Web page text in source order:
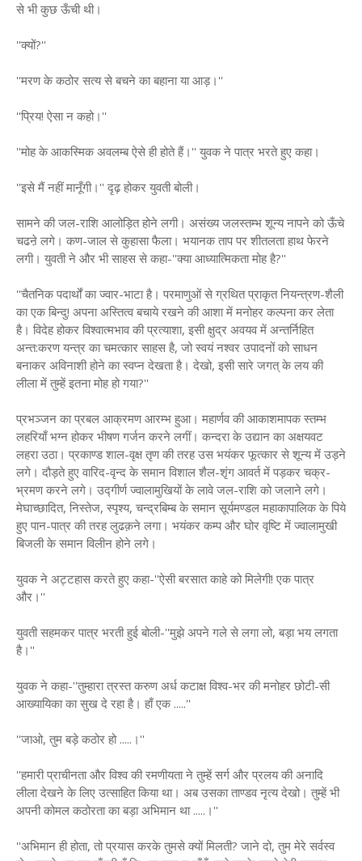
से भी कुछ ऊँची थी।
''क्यों?''
''मरण के कठोर सत्य से बचने का बहाना या आड़।''
''प्रिय! ऐसा न कहो।''
''मोह के आकस्मिक अवलम्ब ऐसे ही होते हैं।'' युवक ने पात्र भरते हुए कहा।
''इसे मैं नहीं मानूँगी।'' दृढ़ होकर युवती बोली।
सामने की जल-राशि आलोड़ित होने लगी। असंख्य जलस्तम्भ शून्य नापने को ऊँचे
चढऩे लगे। कण-जाल से कुहासा फैला। भयानक ताप पर शीतलता हाथ फेरने
लगी। युवती ने और भी साहस से कहा-''क्या आध्यात्मिकता मोह है?''
''चैतनिक पदार्थों का ज्वार-भाटा है। परमाणुओं से ग्रथित प्राकृत नियन्त्रण-शैली
का एक बिन्दु! अपना अस्तित्व बचाये रखने की आशा में मनोहर कल्पना कर लेता
है। विदेह होकर विश्वात्मभाव की प्रत्याशा, इसी क्षुद्र अवयव में अन्तर्निहित
अन्त:करण यन्त्र का चमत्कार साहस है, जो स्वयं नश्वर उपादनों को साधन
बनाकर अविनाशी होने का स्वप्न देखता है। देखो, इसी सारे जगत् के लय की
लीला में तुम्हें इतना मोह हो गया?''
प्रभञ्जन का प्रबल आक्रमण आरम्भ हुआ। महार्णव की आकाशमापक स्तम्भ
लहरियाँ भग्न होकर भीषण गर्जन करने लगीं। कन्दरा के उद्यान का अक्षयवट
लहरा उठा। प्रकाण्ड शाल-वृक्ष तृण की तरह उस भयंकर फूत्कार से शून्य में उड़ने
लगे। दौड़ते हुए वारिद-वृन्द के समान विशाल शैल-शृंग आवर्त में पड़कर चक्र-
भ्रमण करने लगे। उद्गीर्ण ज्वालामुखियों के लावे जल-राशि को जलाने लगे।
मेघाच्छादित, निस्तेज, स्पृश्य, चन्द्रबिम्ब के समान सूर्यमण्डल महाकापालिक के पिये
हुए पान-पात्र की तरह लुढक़ने लगा। भयंकर कम्प और घोर वृष्टि में ज्वालामुखी
बिजली के समान विलीन होने लगे।
युवक ने अट्टहास करते हुए कहा-''ऐसी बरसात काहे को मिलेगी! एक पात्र
और।''
युवती सहमकर पात्र भरती हुई बोली-''मुझे अपने गले से लगा लो, बड़ा भय लगता
है।''
युवक ने कहा-''तुम्हारा त्रस्त करुण अर्ध कटाक्ष विश्व-भर की मनोहर छोटी-सी
आख्यायिका का सुख दे रहा है। हाँ एक .....''
''जाओ, तुम बड़े कठोर हो .....।''
''हमारी प्राचीनता और विश्व की रमणीयता ने तुम्हें सर्ग और प्रलय की अनादि
लीला देखने के लिए उत्साहित किया था। अब उसका ताण्डव नृत्य देखो। तुम्हें भी
अपनी कोमल कठोरता का बड़ा अभिमान था .....।''
''अभिमान ही होता, तो प्रयास करके तुमसे क्यों मिलती? जाने दो, तुम मेरे सर्वस्व